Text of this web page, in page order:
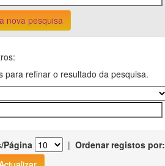
nova pesquisa
para refinar o resultado da pesquisa.
Página | Ordenar registos por: